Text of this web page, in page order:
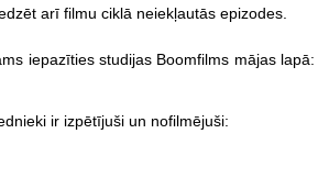
arī filmu ciklā neiekļautās epizodes.
iepazīties studijas Boomfilms mājas lapā:
ir izpētījuši un nofilmējuši: